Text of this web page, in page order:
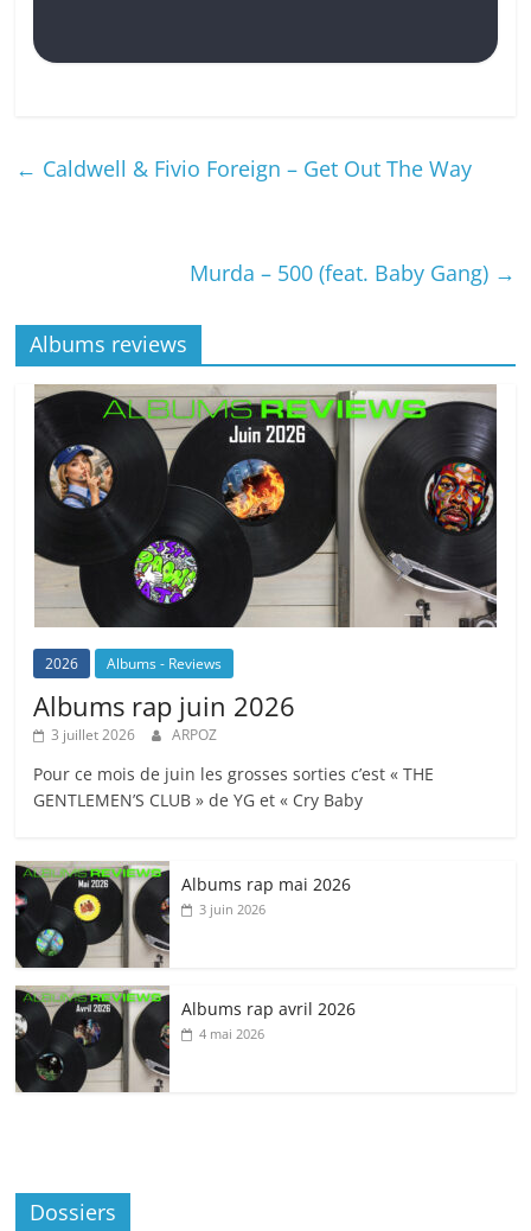
← Caldwell & Fivio Foreign – Get Out The Way
Murda – 500 (feat. Baby Gang) →
Albums reviews
2026 Albums - Reviews
Albums rap juin 2026
3 juillet 2026 ARPOZ
Pour ce mois de juin les grosses sorties c’est « THE
GENTLEMEN’S CLUB » de YG et « Cry Baby
Albums rap mai 2026
3 juin 2026
Albums rap avril 2026
4 mai 2026
Dossiers